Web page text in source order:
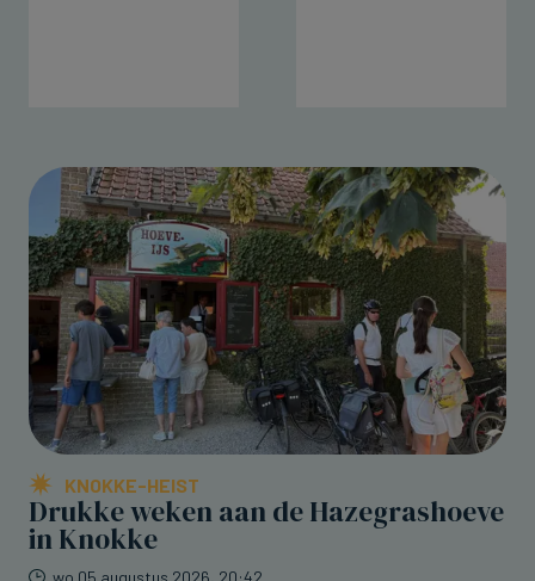
KNOKKE-HEIST
Drukke weken aan de Hazegrashoeve
in Knokke
wo 05 augustus 2026, 20:42